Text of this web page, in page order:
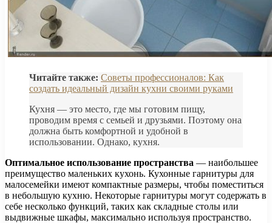
Читайте также: Советы профессионалов: Как
создать идеальный дизайн кухни своими руками
Кухня — это место, где мы готовим пищу,
проводим время с семьей и друзьями. Поэтому она
должна быть комфортной и удобной в
использовании. Однако, кухня.
Оптимальное использование пространства — наибольшее
преимущество маленьких кухонь. Кухонные гарнитуры для
малосемейки имеют компактные размеры, чтобы поместиться
в небольшую кухню. Некоторые гарнитуры могут содержать в
себе несколько функций, таких как складные столы или
выдвижные шкафы, максимально используя пространство.